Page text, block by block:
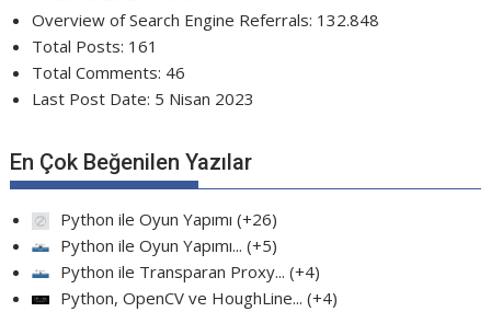
Overview of Search Engine Referrals: 132.848
Total Posts: 161
Total Comments: 46
Last Post Date: 5 Nisan 2023
En Çok Beğenilen Yazılar
Python ile Oyun Yapımı +26
Python ile Oyun Yapımı... +5
Python ile Transparan Proxy... +4
Python, OpenCV ve HoughLine... +4